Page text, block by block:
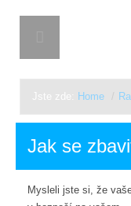
Jste zde: Home
Jak se
Mysleli jste si, že